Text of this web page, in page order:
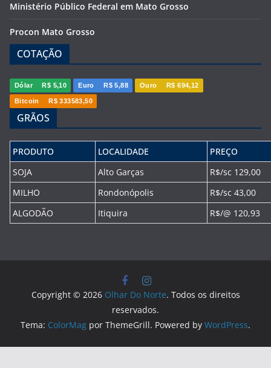
Ministério Público Federal em Mato Grosso
Procon Mato Grosso
COTAÇÃO
Dólar R$ 5,10 Euro R$ 5,88 Ouro R$ 694,12
Bitcoin R$ 333583,50
GRÃOS
PRODUTO LOCALIDADE
PREÇO
SOJA
Alto Garças
R$/sc 129,00
MILHO
Rondonópolis
R$/sc 43,00
ALGODÃO
Itiquira R$/@ 120,93
Copyright © 2026 Olhar Do Norte. Todos os direitos
reservados.
Tema: ColorMag por ThemeGrill. Powered by WordPress.